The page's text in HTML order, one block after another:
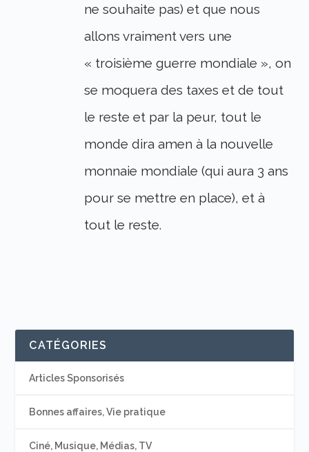
ne souhaite pas) et que nous
allons vraiment vers une
« troisième guerre mondiale », on
se moquera des taxes et de tout
le reste et par la peur, tout le
monde dira amen à la nouvelle
monnaie mondiale (qui aura 3 ans
pour se mettre en place), et à
tout le reste.
CATÉGORIES
Articles Sponsorisés
Bonnes affaires, Vie pratique
Ciné, Musique, Médias, TV